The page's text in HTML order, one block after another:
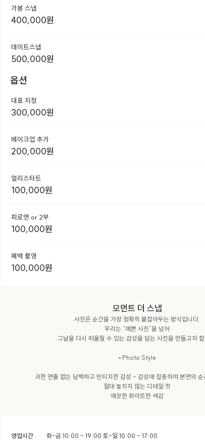
가봉 스냅
400,000원
데이트스냅
500,000원
옵션
대표 지정
300,000원
메이크업 추가
200,000원
얼리스타트
100,000원
피로연 or 2부
100,000원
폐백 촬영
100,000원
모먼트 더 스냅
사진은 순간을 가장 정확히 붙잡아두는 방식입니다.
우리는 “예쁜 사진”을 넘어
그날을 다시 떠올릴 수 있는 감성을 담는 사진을 만들고자
▫️ Photo Style
과한 연출 없는 담백하고 빈티지한 감성 - 감성에 집중하여 본연의 순
절대 놓치지 않는 디테일 컷
깨끗한 화이트한 색감
영업시간
화-금 10:00 - 19:00 토-일 10:00 - 17:00